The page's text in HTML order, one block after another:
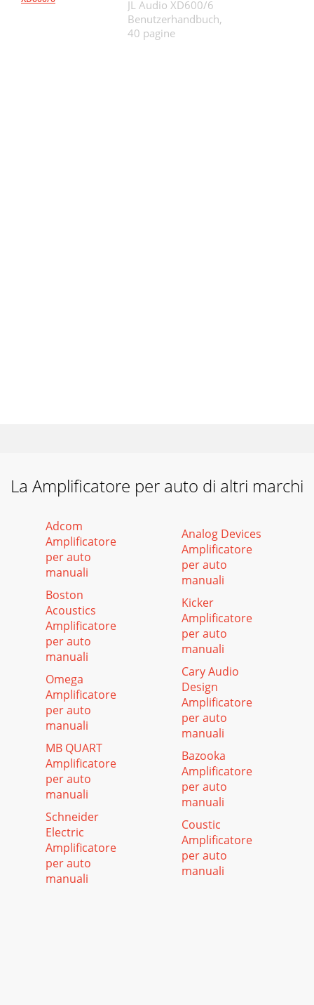
JL Audio XD600/6
Benutzerhandbuch,
40 pagine
La Amplificatore per auto di altri marchi
Adcom
Amplificatore
per auto
manuali
Boston
Acoustics
Amplificatore
per auto
manuali
Omega
Amplificatore
per auto
manuali
MB QUART
Amplificatore
per auto
manuali
Schneider
Electric
Amplificatore
per auto
manuali
Analog Devices
Amplificatore
per auto
manuali
Kicker
Amplificatore
per auto
manuali
Cary Audio
Design
Amplificatore
per auto
manuali
Bazooka
Amplificatore
per auto
manuali
Coustic
Amplificatore
per auto
manuali